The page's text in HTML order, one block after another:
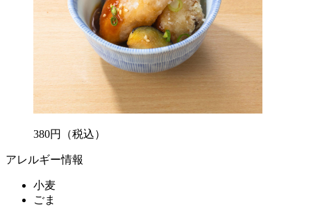
380円 （税込）
アレルギー情報
小麦
ごま